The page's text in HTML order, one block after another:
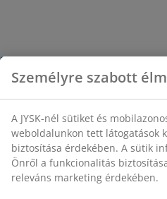
Személyre szabott
A JYSK-nél sütiket és
weboldalunkon tett látogatások
biztosítása érdekében. A sütik
Önről a funkcionalitás
releváns marketing érdekében.